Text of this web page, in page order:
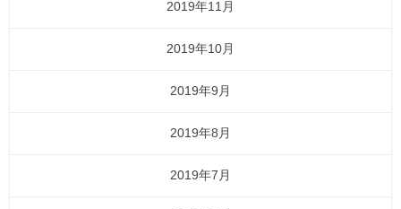
2019年11月
2019年10月
2019年9月
2019年8月
2019年7月